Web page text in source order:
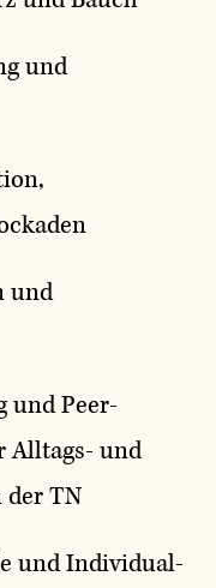
und
und
Peer-
Alltags- und
der TN
und Individual-